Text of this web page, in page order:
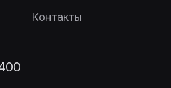
Контакты